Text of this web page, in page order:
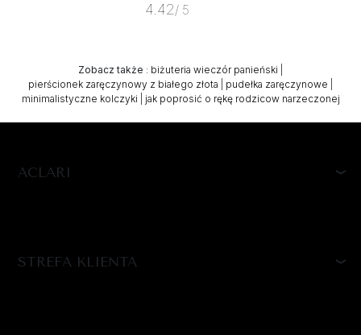
4.42/ 5
Zobacz także : biżuteria wieczór panieński
pierścionek zaręczynowy z białego złota
pudełka zaręczynowe
minimalistyczne kolczyki
jak poprosić o rękę rodzicow narzeczonej
ACLARI
STREFA KLIENTA